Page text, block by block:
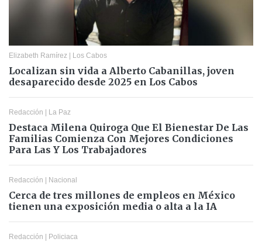
Elizabeth Ramírez Los Cabos
Localizan sin vida a Alberto Cabanillas, joven
desaparecido desde 2025 en Los Cabos
Redacción La Paz
Destaca Milena Quiroga Que El Bienestar De Las
Familias Comienza Con Mejores Condiciones
Para Las Y Los Trabajadores
Redacción Nacional
Cerca de tres millones de empleos en México
tienen una exposición media o alta a la IA
Redacción Policiaca